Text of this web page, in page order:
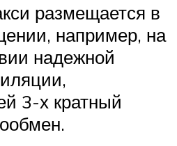
размещается в
например, на
надежной
3-х кратный